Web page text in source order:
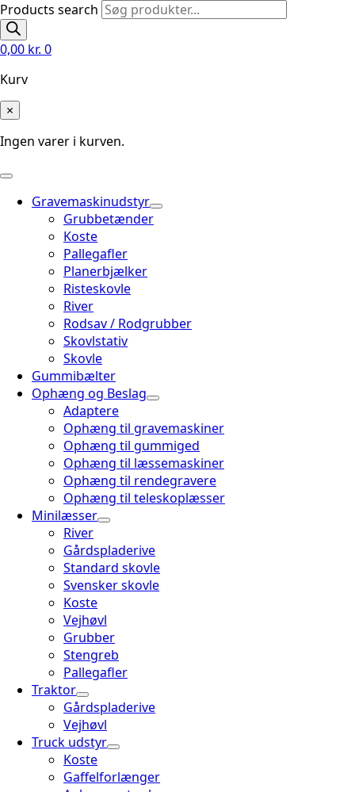
Products search
0,00 kr. 0
Kurv
×
Ingen varer i kurven.
Gravemaskinudstyr
Grubbetænder
Koste
Pallegafler
Planerbjælker
Risteskovle
River
Rodsav / Rodgrubber
Skovlstativ
Skovle
Gummibælter
Ophæng og Beslag
Adaptere
Ophæng til gravemaskiner
Ophæng til gummiged
Ophæng til læssemaskiner
Ophæng til rendegravere
Ophæng til teleskoplæsser
Minilæsser
River
Gårdspladerive
Standard skovle
Svensker skovle
Koste
Vejhøvl
Grubber
Stengreb
Pallegafler
Traktor
Gårdspladerive
Vejhøvl
Truck udstyr
Koste
Gaffelforlænger